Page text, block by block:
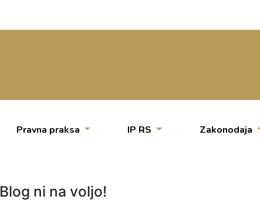
Pravna praksa IP RS Zakonodaja
Blog ni na voljo!